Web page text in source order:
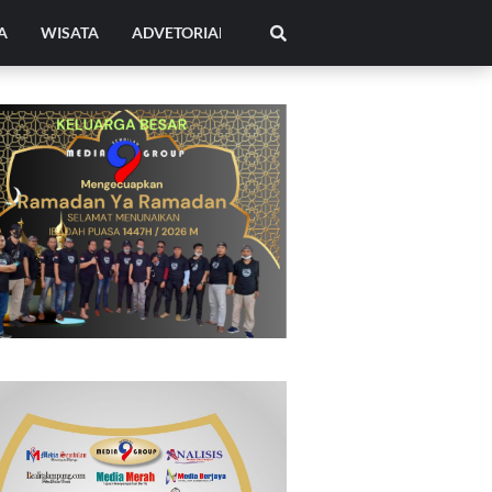
WISATA ADVETORIAL